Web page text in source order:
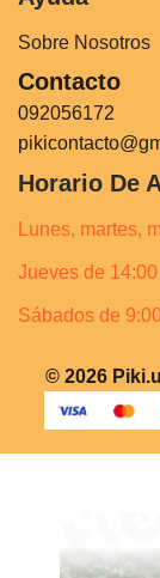
Sobre Nosotros
Contacto
092056172
Horario De
Lunes, martes,
Jueves de
Sábados de
© 2026